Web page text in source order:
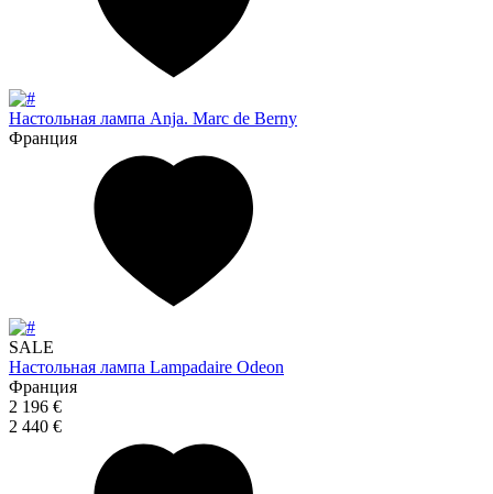
Настольная лампа Anja. Marc de Berny
Франция
SALE
Настольная лампа Lampadaire Odeon
Франция
2 196 €
2 440 €